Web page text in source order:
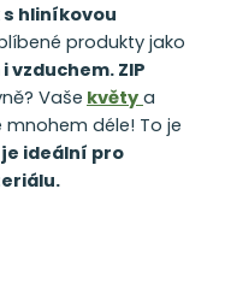
s hliníkovou
produkty jako
vzduchem. ZIP
Vaše květy a
déle! To je
ideální pro